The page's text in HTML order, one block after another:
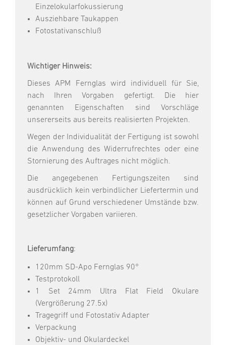
Einzelokularfokussierung
Ausziehbare Taukappen
Fotostativanschluß
Wichtiger Hinweis:
Dieses APM Fernglas wird individuell für Sie,
nach Ihren Vorgaben gefertigt. Die hier
genannten Eigenschaften sind Vorschläge
unsererseits aus bereits realisierten Projekten.
Wegen der Individualität der Fertigung ist sowohl
die Anwendung des Widerrufrechtes oder eine
Stornierung des Auftrages nicht möglich.
Die angegebenen Fertigungszeiten sind
ausdrücklich kein verbindlicher Liefertermin und
können auf Grund verschiedener Umstände bzw.
gesetzlicher Vorgaben variieren.
Lieferumfang:
120mm SD-Apo Fernglas 90°
Testprotokoll
1 Set 24mm Ultra Flat Field Okulare
(Vergrößerung 27.5x)
Tragegriff und Fotostativ Adapter
Verpackung
Objektiv- und Okulardeckel